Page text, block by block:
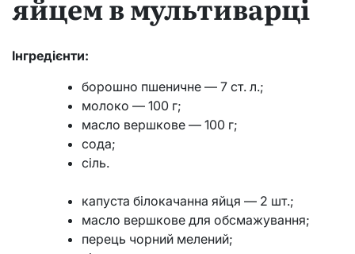
Інгредієнти:
борошно пшеничне — 7 ст. л.;
молоко — 100 г;
масло вершкове — 100 г;
сода;
сіль.
капуста білокачанна яйця — 2 шт.;
масло вершкове для обсмажування;
перець чорний мелений;